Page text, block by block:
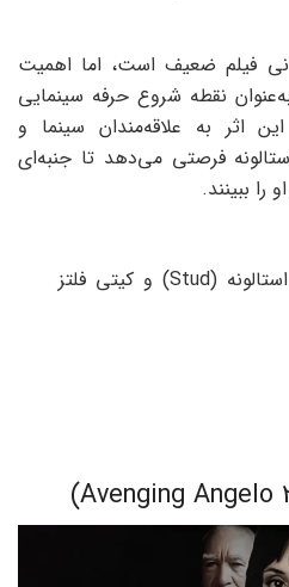
فیلم ضعیف است، اما اهمیت
نقطه شروع حرفه سینمایی
اثر به علاقه‌مندان سینما و
فرصتی می‌دهد تا جنبه‌ای
را ببینند.
سیلوستر استالونه (Stud) و کیتی فلتز